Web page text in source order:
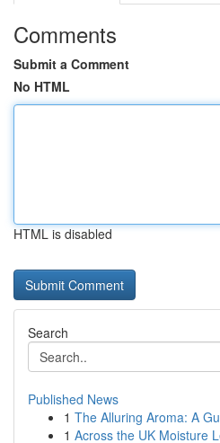
Comments
Submit a Comment
No HTML
HTML is disabled
Search
Published News
1 The Alluring Aroma: A
1 Across the UK Moisture